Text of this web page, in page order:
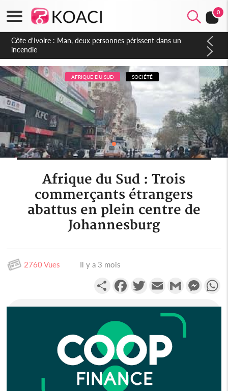
0
AFRIQUE DU SUD SOCIÉTÉ
Afrique du Sud : Trois
commerçants étrangers
abattus en plein centre de
Johannesburg
2760 Vues Il y a 3 mois
PartagerFacebookTwitterEmail Gmail